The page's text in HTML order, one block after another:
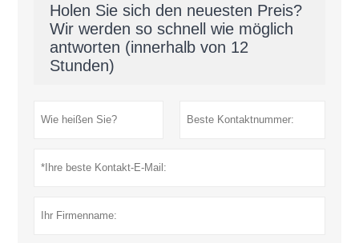
Holen Sie sich den neuesten Preis?
Wir werden so schnell wie möglich
antworten (innerhalb von 12
Stunden)